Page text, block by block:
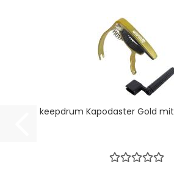
keepdrum Kapodaster Gold